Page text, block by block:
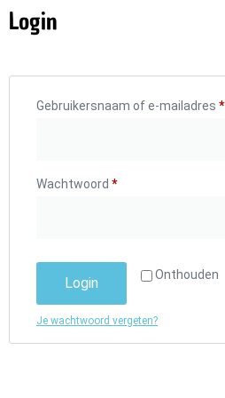
Login
Gebruikersnaam of e-mailadres *
Wachtwoord *
Onthouden
Login
Je wachtwoord vergeten?